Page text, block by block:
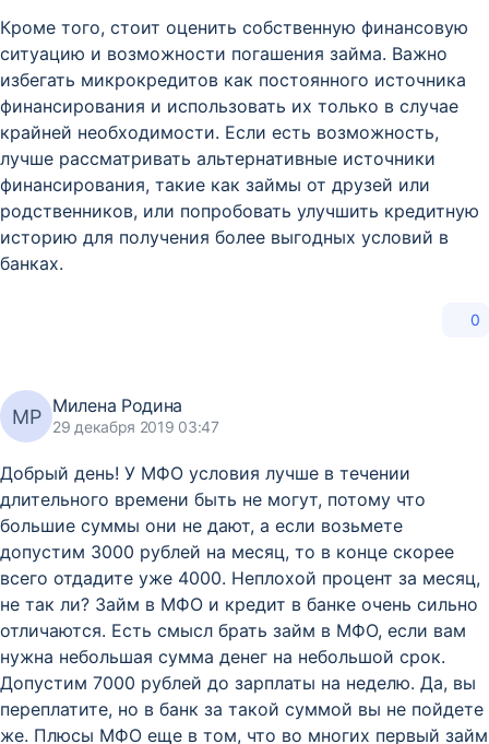
Кроме того, стоит оценить собственную финансовую
ситуацию и возможности погашения займа. Важно
избегать микрокредитов как постоянного источника
финансирования и использовать их только в случае
крайней необходимости. Если есть возможность,
лучше рассматривать альтернативные источники
финансирования, такие как займы от друзей или
родственников, или попробовать улучшить кредитную
историю для получения более выгодных условий в
банках.
0
МР Милена Родина
29 декабря 2019 03:47
Добрый день! У МФО условия лучше в течении
длительного времени быть не могут, потому что
большие суммы они не дают, а если возьмете
допустим 3000 рублей на месяц, то в конце скорее
всего отдадите уже 4000. Неплохой процент за месяц,
не так ли? Займ в МФО и кредит в банке очень сильно
отличаются. Есть смысл брать займ в МФО, если вам
нужна небольшая сумма денег на небольшой срок.
Допустим 7000 рублей до зарплаты на неделю. Да, вы
переплатите, но в банк за такой суммой вы не пойдете
же. Плюсы МФО еще в том, что во многих первый займ